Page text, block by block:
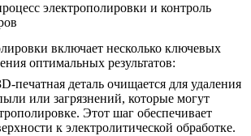
электрополировки и контроль
включает несколько ключевых
оптимальных результатов:
печатная деталь очищается для удаления
или загрязнений, которые могут
Этот шаг обеспечивает
к электролитической обработке.